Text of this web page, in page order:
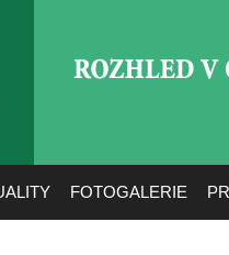
FOTOGALERIE